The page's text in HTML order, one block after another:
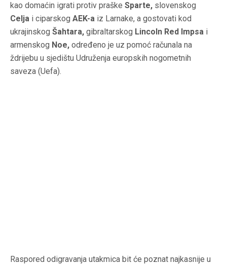
kao domaćin igrati protiv praške Sparte, slovenskog
Celja i ciparskog AEK-a iz Larnake, a gostovati kod
ukrajinskog Šahtara, gibraltarskog Lincoln Red Impsa i
armenskog Noe, određeno je uz pomoć računala na
ždrijebu u sjedištu Udruženja europskih nogometnih
saveza (Uefa).
Raspored odigravanja utakmica bit će poznat najkasnije u